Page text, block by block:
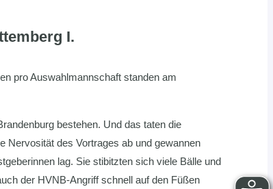
I.
pro Auswahlmannschaft standen am
bestehen. Und das taten die
Nervosität des Vortrages ab und gewannen
lag. Sie stibitzten sich viele Bälle und
der HVNB-Angriff schnell auf den Füßen